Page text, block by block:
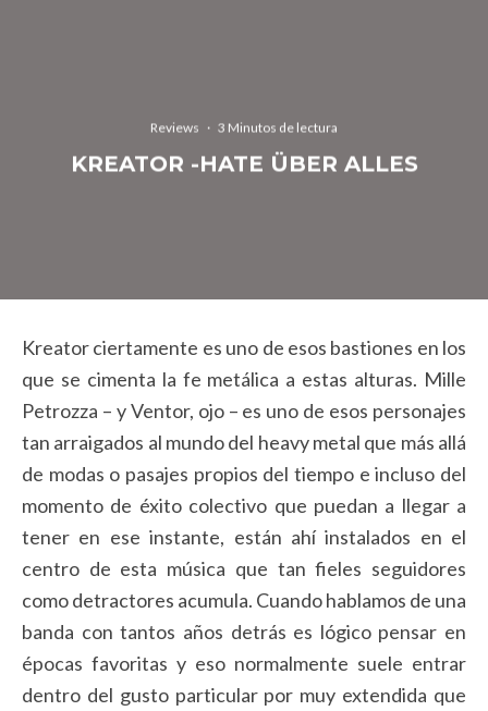
Reviews · 3 Minutos de lectura
KREATOR -HATE ÜBER ALLES
Kreator ciertamente es uno de esos bastiones en los
que se cimenta la fe metálica a estas alturas. Mille
Petrozza – y Ventor, ojo – es uno de esos personajes
tan arraigados al mundo del heavy metal que más allá
de modas o pasajes propios del tiempo e incluso del
momento de éxito colectivo que puedan a llegar a
tener en ese instante, están ahí instalados en el
centro de esta música que tan fieles seguidores
como detractores acumula. Cuando hablamos de una
banda con tantos años detrás es lógico pensar en
épocas favoritas y eso normalmente suele entrar
dentro del gusto particular por muy extendida que